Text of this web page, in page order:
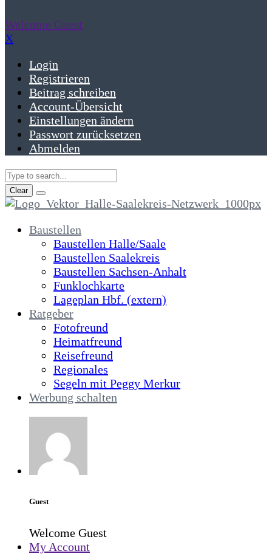
Welcome Guest
X
Login
Registrieren
Beitrag schreiben
Account-Übersicht
Einstellungen ändern
Passwort zurücksetzen
Abmelden
Clear
Baustellen
Baustellen Halle/Saale
Baustellen Saalekreis
Baustellen Sachsen-Anhalt
Funklochkarte
Lageplan Hbf. (extern)
Ratgeber
Fotofreund
Heimatfreund
Reisefreund
Regionales
Segeln mit Peggy Merkur
Werbung schalten
Guest
Welcome Guest
My Account